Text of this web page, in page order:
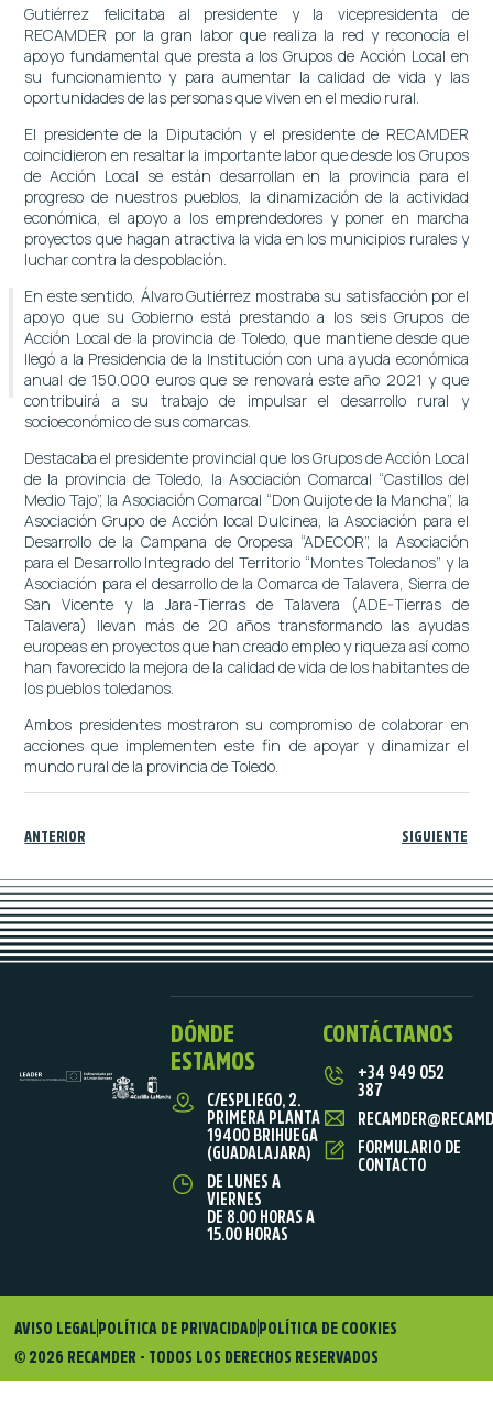
Gutiérrez felicitaba al presidente y la vicepresidenta de
RECAMDER por la gran labor que realiza la red y reconocía el
apoyo fundamental que presta a los Grupos de Acción Local en
su funcionamiento y para aumentar la calidad de vida y las
oportunidades de las personas que viven en el medio rural.
El presidente de la Diputación y el presidente de RECAMDER
coincidieron en resaltar la importante labor que desde los Grupos
de Acción Local se están desarrollan en la provincia para el
progreso de nuestros pueblos, la dinamización de la actividad
económica, el apoyo a los emprendedores y poner en marcha
proyectos que hagan atractiva la vida en los municipios rurales y
luchar contra la despoblación.
En este sentido, Álvaro Gutiérrez mostraba su satisfacción por el
apoyo que su Gobierno está prestando a los seis Grupos de
Acción Local de la provincia de Toledo, que mantiene desde que
llegó a la Presidencia de la Institución con una ayuda económica
anual de 150.000 euros que se renovará este año 2021 y que
contribuirá a su trabajo de impulsar el desarrollo rural y
socioeconómico de sus comarcas.
Destacaba el presidente provincial que los Grupos de Acción Local
de la provincia de Toledo, la Asociación Comarcal “Castillos del
Medio Tajo”, la Asociación Comarcal “Don Quijote de la Mancha”, la
Asociación Grupo de Acción local Dulcinea, la Asociación para el
Desarrollo de la Campana de Oropesa “ADECOR”, la Asociación
para el Desarrollo Integrado del Territorio “Montes Toledanos” y la
Asociación para el desarrollo de la Comarca de Talavera, Sierra de
San Vicente y la Jara-Tierras de Talavera (ADE-Tierras de
Talavera) llevan más de 20 años transformando las ayudas
europeas en proyectos que han creado empleo y riqueza así como
han favorecido la mejora de la calidad de vida de los habitantes de
los pueblos toledanos.
Ambos presidentes mostraron su compromiso de colaborar en
acciones que implementen este fin de apoyar y dinamizar el
mundo rural de la provincia de Toledo.
ANTERIOR SIGUIENTE
DÓNDE
ESTAMOS
C/ESPLIEGO, 2.
PRIMERA PLANTA
19400 BRIHUEGA
(GUADALAJARA)
DE LUNES A
VIERNES
DE 8.00 HORAS A
15.00 HORAS
CONTÁCTANOS
+34 949 052
387
FORMULARIO DE
CONTACTO
© 2026 RECAMDER - TODOS LOS DERECHOS RESERVADOS
AVISO LEGAL POLÍTICA DE PRIVACIDAD POLÍTICA DE COOKIES